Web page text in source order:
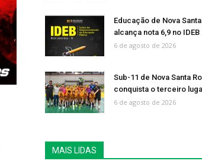
Educação de Nova
alcança nota 6,9 no IDEB
6 de agosto de 2026
Sub-11 de Nova Santa
conquista o terceiro
6 de agosto de 2026
MAIS LIDAS